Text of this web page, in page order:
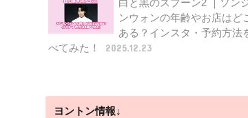
白と黒のスプーン2 ｜ソン
ンウォンの年齢やお店はど
ある？インスタ・予約方法
べてみた！
2025.12.23
ヨントン情報↓